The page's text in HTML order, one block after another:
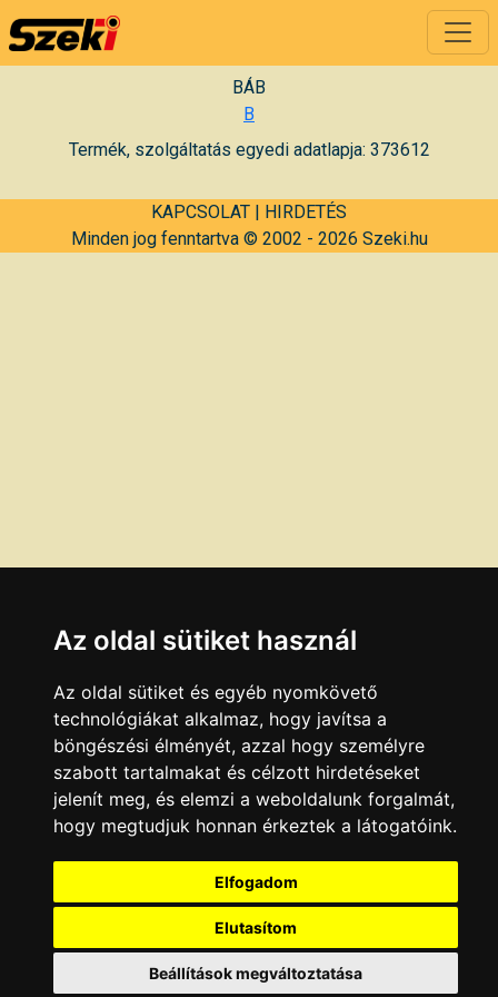
BÁB
B
Termék, szolgáltatás egyedi adatlapja: 373612
KAPCSOLAT | HIRDETÉS
Minden jog fenntartva © 2002 - 2026 Szeki.hu
Az oldal sütiket használ
Az oldal sütiket és egyéb nyomkövető
technológiákat alkalmaz, hogy javítsa a
böngészési élményét, azzal hogy személyre
szabott tartalmakat és célzott hirdetéseket
jelenít meg, és elemzi a weboldalunk forgalmát,
hogy megtudjuk honnan érkeztek a látogatóink.
Elfogadom
Elutasítom
Beállítások megváltoztatása